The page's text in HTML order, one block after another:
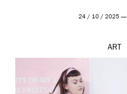
24 / 10 / 2025 —
ART